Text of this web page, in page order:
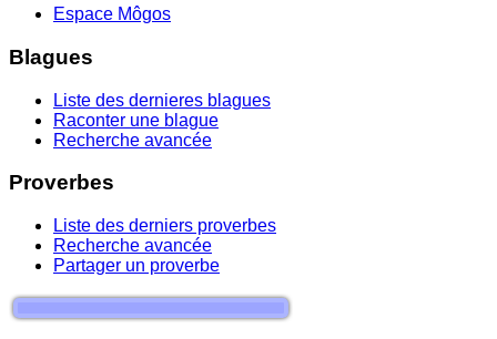
Espace Môgos
Blagues
Liste des dernieres blagues
Raconter une blague
Recherche avancée
Proverbes
Liste des derniers proverbes
Recherche avancée
Partager un proverbe